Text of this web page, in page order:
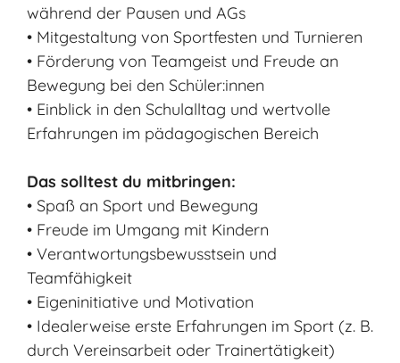
während der Pausen und AGs
• Mitgestaltung von Sportfesten und Turnieren
• Förderung von Teamgeist und Freude an
Bewegung bei den Schüler:innen
• Einblick in den Schulalltag und wertvolle
Erfahrungen im pädagogischen Bereich
Das solltest du mitbringen:
• Spaß an Sport und Bewegung
• Freude im Umgang mit Kindern
• Verantwortungsbewusstsein und
Teamfähigkeit
• Eigeninitiative und Motivation
• Idealerweise erste Erfahrungen im Sport (z. B.
durch Vereinsarbeit oder Trainertätigkeit)